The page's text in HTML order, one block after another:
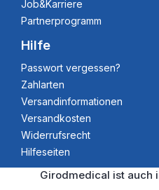
Job&Karriere
Partnerprogramm
Hilfe
Passwort vergessen?
Zahlarten
Versandinformationen
Versandkosten
Widerrufsrecht
Hilfeseiten
Girodmedical ist auch